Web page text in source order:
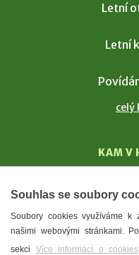
Letní
Letní
celý
KAM V
T.
Souhlas se soubory
Soubory cookies využíváme k
našimi webovými stránkami.
sekci Více informací o cookies